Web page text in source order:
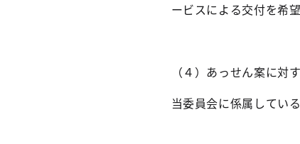
ービスによる交付を希
（４）あっせん案に対
当委員会に係属してい